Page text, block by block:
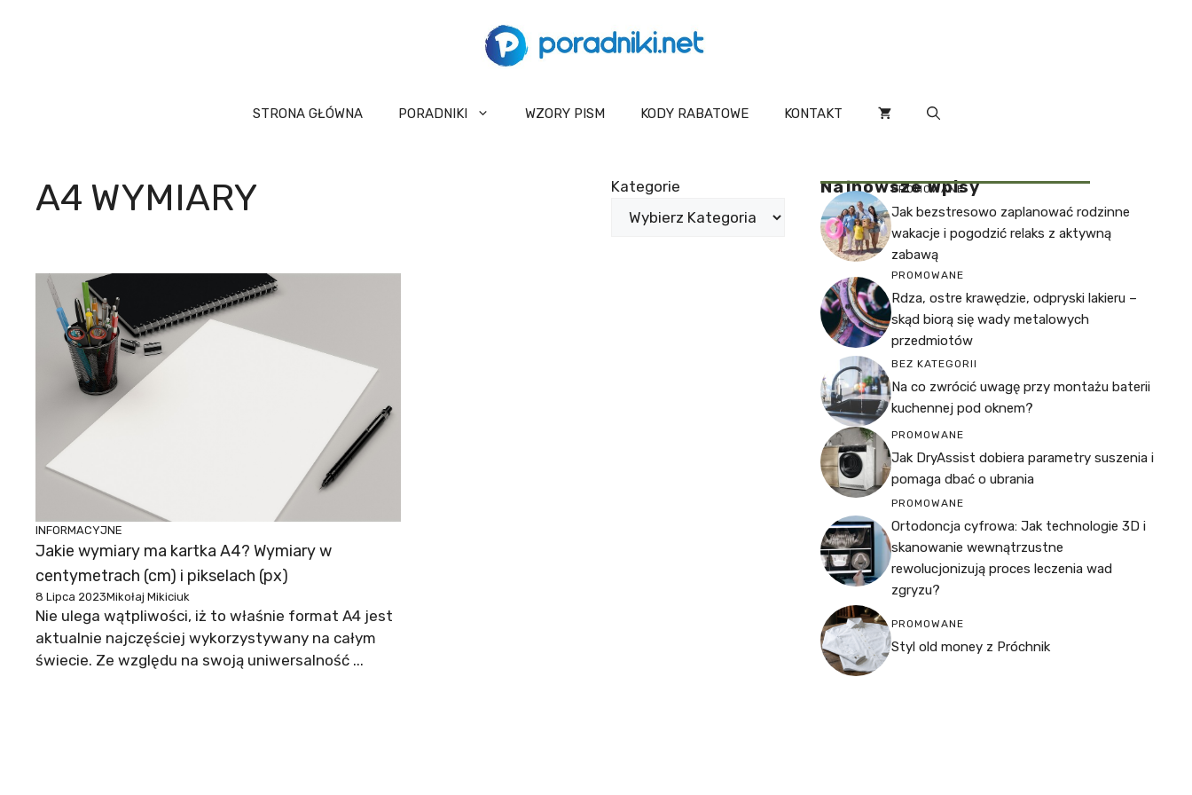
STRONA GŁÓWNA PORADNIKI WZORY PISM KODY RABATOWE KONTAKT
A4 WYMIARY Kategorie
INFORMACYJNE
Jakie wymiary ma kartka A4? Wymiary w
centymetrach (cm) i pikselach (px)
8 Lipca 2023Mikołaj Mikiciuk
Nie ulega wątpliwości, iż to właśnie format A4 jest
aktualnie najczęściej wykorzystywany na całym
świecie. Ze względu na swoją uniwersalność ...
Najnowsze Wpisy
PROMOWANE
Jak bezstresowo zaplanować rodzinne
wakacje i pogodzić relaks z aktywną
zabawą
PROMOWANE
Rdza, ostre krawędzie, odpryski lakieru –
skąd biorą się wady metalowych
przedmiotów
BEZ KATEGORII
Na co zwrócić uwagę przy montażu baterii
kuchennej pod oknem?
PROMOWANE
Jak DryAssist dobiera parametry suszenia i
pomaga dbać o ubrania
PROMOWANE
Ortodoncja cyfrowa: Jak technologie 3D i
skanowanie wewnątrzustne
rewolucjonizują proces leczenia wad
zgryzu?
PROMOWANE
Styl old money z Próchnik